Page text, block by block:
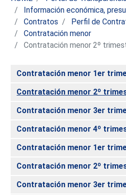
Información económica,
Contratos
Perfil de
Contratación menor
Contratación menor 2º
Contratación menor 1er
Contratación menor 2º
Contratación menor 3er
Contratación menor 4º
Contratación menor 1er
Contratación menor 2º
Contratación menor 3er